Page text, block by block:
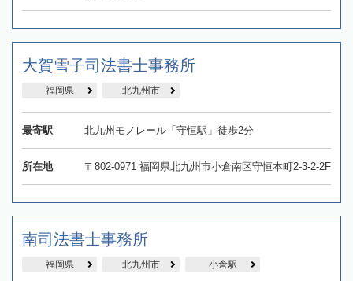
大賀雪子司法書士事務所
福岡県 北九州市
最寄駅 北九州モノレール「守恒駅」徒歩2分
所在地 〒802-0971 福岡県北九州市小倉南区守恒本町2-3-2-2F
南司法書士事務所
福岡県 北九州市 小倉駅